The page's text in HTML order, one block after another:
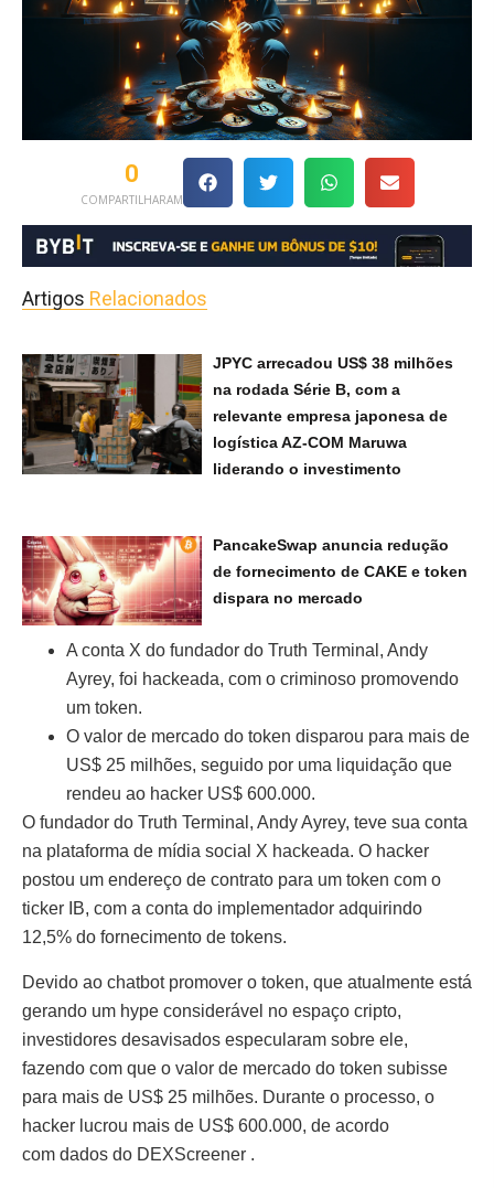
COMPARTILHARAM
0
Artigos Relacionados
JPYC arrecadou US$ 38 milhões
na rodada Série B, com a
relevante empresa japonesa de
logística AZ-COM Maruwa
liderando o investimento
PancakeSwap anuncia redução
de fornecimento de CAKE e token
dispara no mercado
A conta X do fundador do Truth Terminal, Andy
Ayrey, foi hackeada, com o criminoso promovendo
um token.
O valor de mercado do token disparou para mais de
US$ 25 milhões, seguido por uma liquidação que
rendeu ao hacker US$ 600.000.
O fundador do Truth Terminal, Andy Ayrey, teve sua conta
na plataforma de mídia social X hackeada. O hacker
postou um endereço de contrato para um token com o
ticker IB, com a conta do implementador adquirindo
12,5% do fornecimento de tokens.
Devido ao chatbot promover o token, que atualmente está
gerando um hype considerável no espaço cripto,
investidores desavisados ​​especularam sobre ele,
fazendo com que o valor de mercado do token subisse
para mais de US$ 25 milhões. Durante o processo, o
hacker lucrou mais de US$ 600.000, de acordo
com dados do DEXScreener .